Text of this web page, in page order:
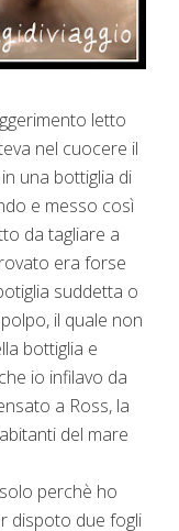
letto
nel cuocere il
una bottiglia di
e messo così
da tagliare a
era forse
suddetta o
il quale non
bottiglia e
io infilavo da
a Ross, la
del mare
perchè ho
dispoto due fogli